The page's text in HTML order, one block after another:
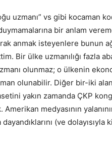
uzmanı” vs gibi kocaman
bir anlam
anmak isteyenlere bunun
Bir ülke uzmanılığı fazla
olunmaz; o ülkenin
olunabilir. Diğer bir-iki
yakın zamanda ÇKP
medyasının
(ve dolayısıyla